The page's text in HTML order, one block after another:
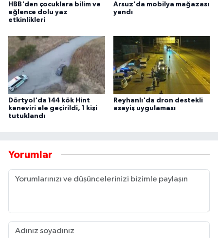
HBB'den çocuklara bilim ve
eğlence dolu yaz
etkinlikleri
Arsuz'da mobilya mağazası
yandı
Dörtyol'da 144 kök Hint
keneviri ele geçirildi, 1 kişi
tutuklandı
Reyhanlı'da dron destekli
asayiş uygulaması
Yorumlar